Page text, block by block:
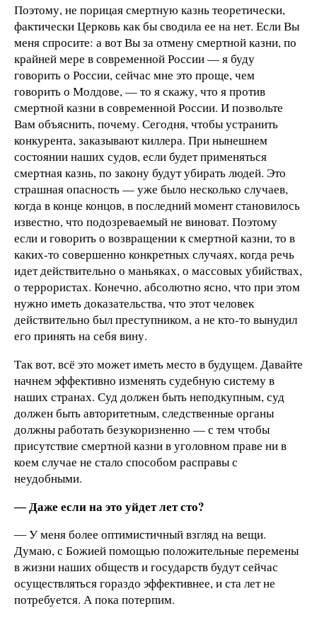
Поэтому, не порицая смертную казнь теоретически,
фактически Церковь как бы сводила ее на нет. Если Вы
меня спросите: а вот Вы за отмену смертной казни, по
крайней мере в современной России — я буду
говорить о России, сейчас мне это проще, чем
говорить о Молдове, — то я скажу, что я против
смертной казни в современной России. И позвольте
Вам объяснить, почему. Сегодня, чтобы устранить
конкурента, заказывают киллера. При нынешнем
состоянии наших судов, если будет применяться
смертная казнь, по закону будут убирать людей. Это
страшная опасность — уже было несколько случаев,
когда в конце концов, в последний момент становилось
известно, что подозреваемый не виноват. Поэтому
если и говорить о возвращении к смертной казни, то в
каких-то совершенно конкретных случаях, когда речь
идет действительно о маньяках, о массовых убийствах,
о террористах. Конечно, абсолютно ясно, что при этом
нужно иметь доказательства, что этот человек
действительно был преступником, а не кто-то вынудил
его принять на себя вину.
Так вот, всё это может иметь место в будущем. Давайте
начнем эффективно изменять судебную систему в
наших странах. Суд должен быть неподкупным, суд
должен быть авторитетным, следственные органы
должны работать безукоризненно — с тем чтобы
присутствие смертной казни в уголовном праве ни в
коем случае не стало способом расправы с
неудобными.
― Даже если на это уйдет лет сто?
― У меня более оптимистичный взгляд на вещи.
Думаю, с Божией помощью положительные перемены
в жизни наших обществ и государств будут сейчас
осуществляться гораздо эффективнее, и ста лет не
потребуется. А пока потерпим.